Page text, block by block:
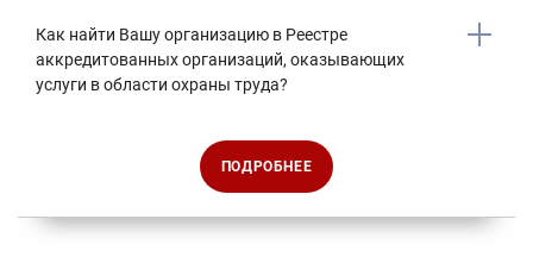
Как найти Вашу организацию в Реестре
аккредитованных организаций, оказывающих
услуги в области охраны труда?
ПОДРОБНЕЕ